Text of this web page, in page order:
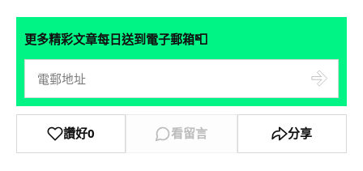
更多精彩文章每日送到電子郵箱📮
讚好0 看留言 分享